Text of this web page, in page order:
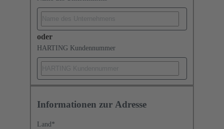
oder
HARTING Kundennummer
Informationen zur Adresse
Land *